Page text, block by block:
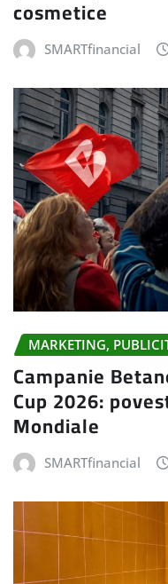
cosmetice
SMARTfinancial
MARKETING,
Campanie
Cup 2026:
Mondiale
SMARTfinancial